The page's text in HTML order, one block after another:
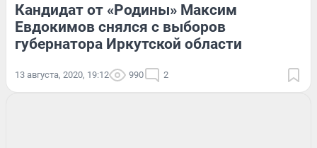
Кандидат от «Родины» Максим
Евдокимов снялся с выборов
губернатора Иркутской области
13 августа, 2020, 19:12 990 2